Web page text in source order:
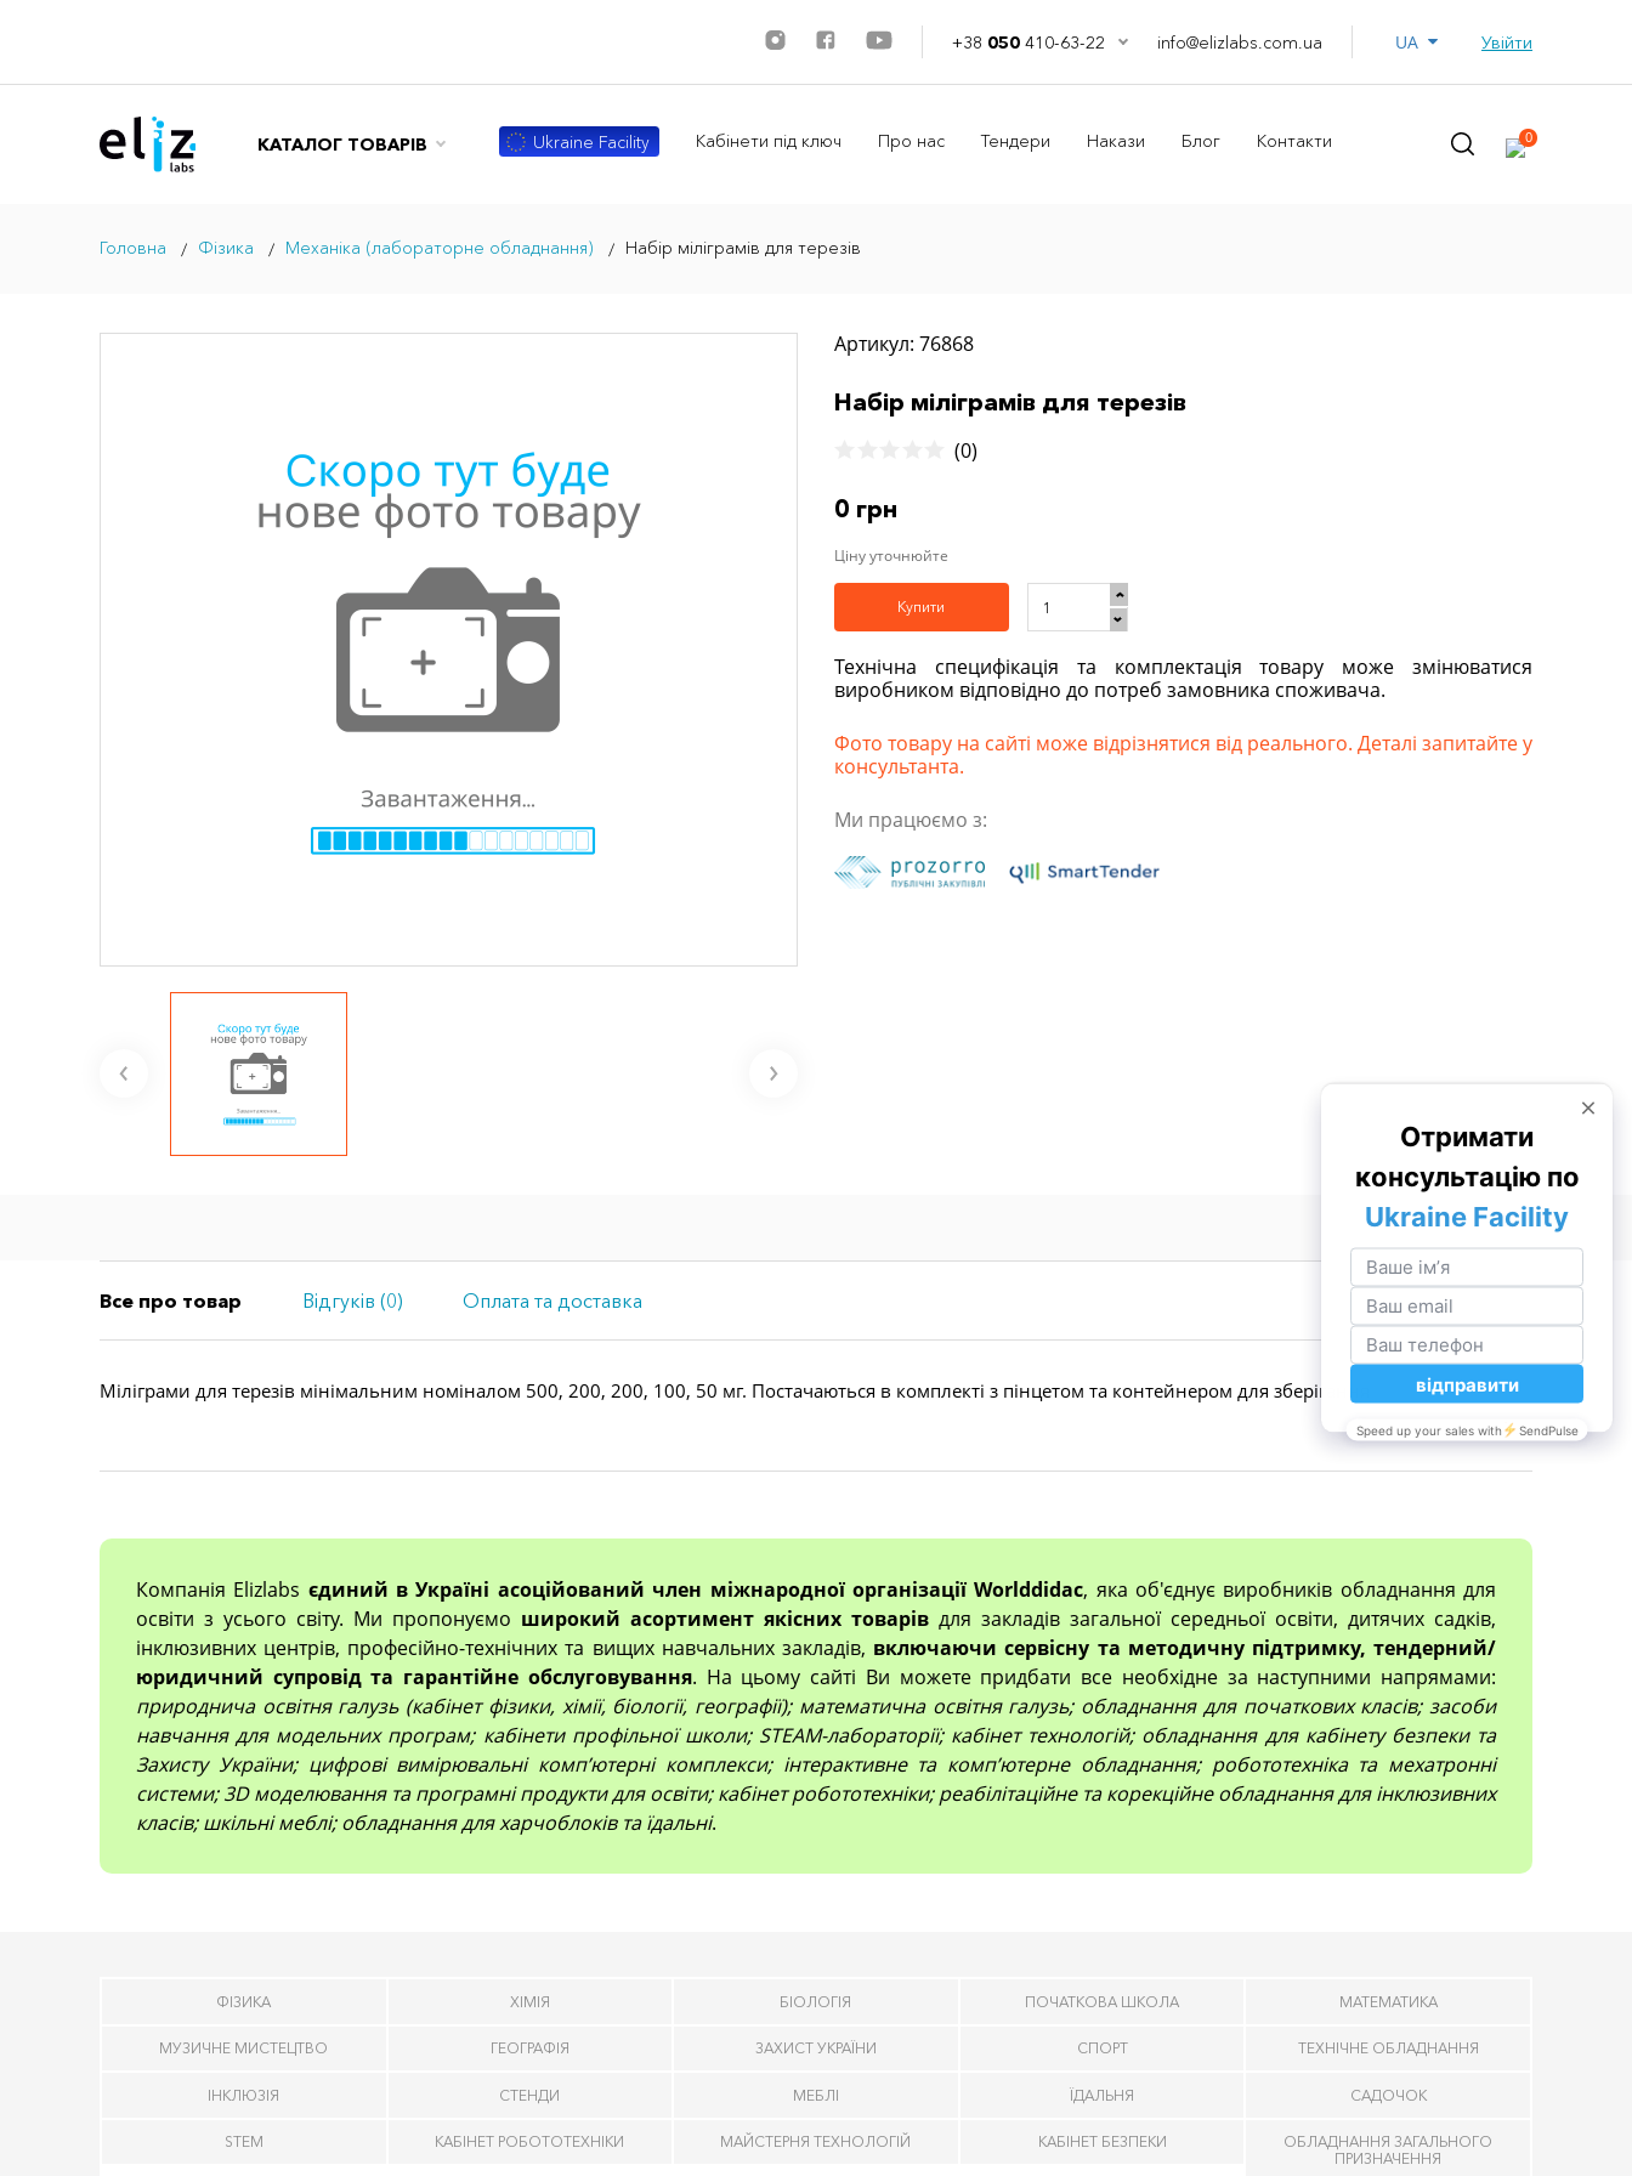
+38 050 410-63-22 info@elizlabs.com.ua Увійти
КАТАЛОГ ТОВАРІВ Ukraine Facility Кабінети під ключ Про нас Тендери Накази Блог Контакти 0
Головна Фізика Механіка (лабораторне обладнання) Набір міліграмів для терезів
Артикул: 76868
Набір міліграмів для терезів
(0)
0 грн
Ціну уточнюйте
Купити
Технічна специфікація та комплектація товару може змінюватися
виробником відповідно до потреб замовника споживача.
Фото товару на сайті може відрізнятися від реального. Деталі запитайте у
консультанта.
Ми працюємо з:
Все про товар Відгуків (0) Оплата та доставка
Міліграми для терезів мінімальним номіналом 500, 200, 200, 100, 50 мг. Постачаються в комплекті з пінцетом та контейнером для зберігання
Компанія Elizlabs єдиний в Україні асоційований член міжнародної організації Worlddidac, яка об'єднує виробників обладнання для
освіти з усього світу. Ми пропонуємо широкий асортимент якісних товарів для закладів загальної середньої освіти, дитячих садків,
інклюзивних центрів, професійно-технічних та вищих навчальних закладів, включаючи сервісну та методичну підтримку, тендерний/
юридичний супровід та гарантійне обслуговування. На цьому сайті Ви можете придбати все необхідне за наступними напрямами:
природнича освітня галузь (кабінет фізики, хімії, біології, географії); математична освітня галузь; обладнання для початкових класів; засоби
навчання для модельних програм; кабінети профільної школи; STEAM-лабораторії; кабінет технологій; обладнання для кабінету безпеки та
Захисту України; цифрові вимірювальні компʼютерні комплекси; інтерактивне та комп’ютерне обладнання; робототехніка та мехатронні
системи; 3D моделювання та програмні продукти для освіти; кабінет робототехніки; реабілітаційне та корекційне обладнання для інклюзивних
класів; шкільні меблі; обладнання для харчоблоків та їдальні.
ФІЗИКА ХІМІЯ БІОЛОГІЯ ПОЧАТКОВА ШКОЛА МАТЕМАТИКА
МУЗИЧНЕ МИСТЕЦТВО ГЕОГРАФІЯ ЗАХИСТ УКРАЇНИ СПОРТ ТЕХНІЧНЕ ОБЛАДНАННЯ
ІНКЛЮЗІЯ СТЕНДИ МЕБЛІ ЇДАЛЬНЯ САДОЧОК
STEM КАБІНЕТ РОБОТОТЕХНІКИ МАЙСТЕРНЯ ТЕХНОЛОГІЙ КАБІНЕТ БЕЗПЕКИ
ОБЛАДНАННЯ ЗАГАЛЬНОГО
ПРИЗНАЧЕННЯ